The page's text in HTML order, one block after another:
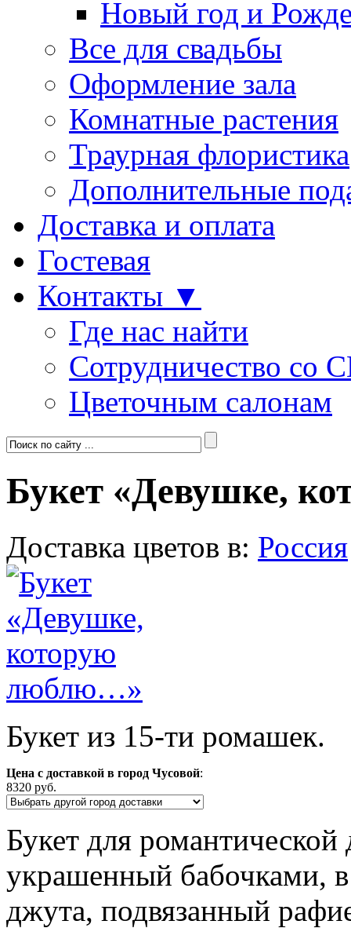
Новый год и
Все для свадьбы
Оформление зала
Комнатные растения
Траурная флористика
Дополнительные
Доставка и оплата
Гостевая
Контакты ▼
Где нас найти
Сотрудничество со
Цветочным салонам
Букет «Девушке,
Доставка цветов в: Россия
Букет из 15-ти ромашек.
Цена с доставкой в город Чусовой:
8320 руб.
Букет для
украшенный бабочками, в
джута, подвязанный